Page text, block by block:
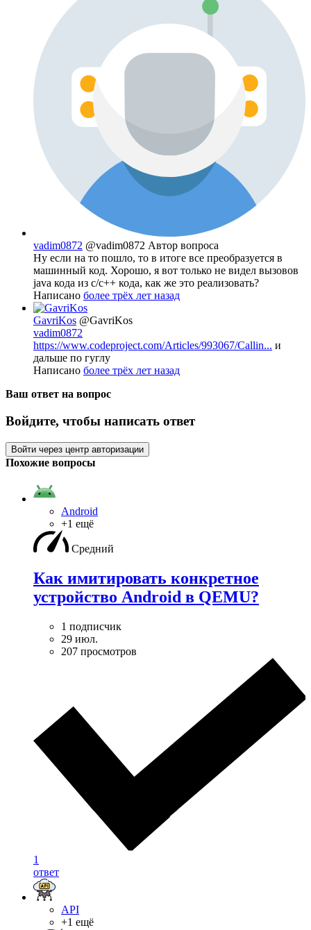
vadim0872 @vadim0872 Автор вопроса
Ну если на то пошло, то в итоге все преобразуется в
машинный код. Хорошо, я вот только не видел вызовов
java кода из c/c++ кода, как же это реализовать?
Написано более трёх лет назад
GavriKos @GavriKos
vadim0872
https://www.codeproject.com/Articles/993067/Callin... и
дальше по гуглу
Написано более трёх лет назад
Ваш ответ на вопрос
Войдите, чтобы написать ответ
Войти через центр авторизации
Похожие вопросы
Android
+1 ещё
Средний
Как имитировать конкретное
устройство Android в QEMU?
1 подписчик
29 июл.
207 просмотров
1
ответ
API
+1 ещё